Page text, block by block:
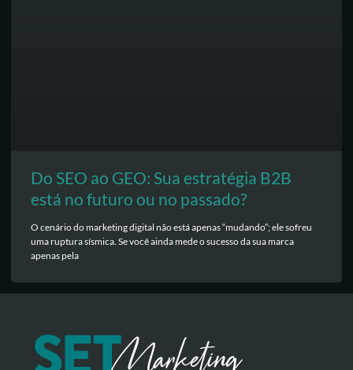
Do SEO ao GEO: Sua estratégia B2B
está no futuro ou no passado?
O cenário do marketing digital não está apenas “mudando”; ele sofreu
uma ruptura sísmica. Se você ainda mede o sucesso da sua marca
apenas pela